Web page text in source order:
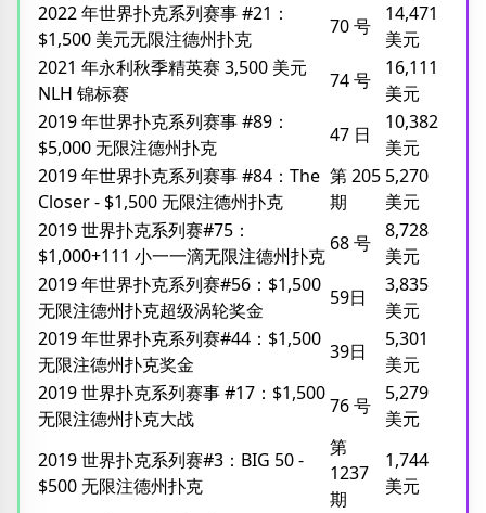
2022 年世界扑克系列赛事 #21：
$1,500 美元无限注德州扑克
70 号
14,471
美元
2021 年永利秋季精英赛 3,500 美元
NLH 锦标赛
74 号
16,111
美元
2019 年世界扑克系列赛事 #89：
$5,000 无限注德州扑克
47 日
10,382
美元
2019 年世界扑克系列赛事 #84：The
Closer - $1,500 无限注德州扑克
第 205
期
5,270
美元
2019 世界扑克系列赛#75：
$1,000+111 小一一滴无限注德州扑克
68 号
8,728
美元
2019 年世界扑克系列赛#56：$1,500
无限注德州扑克超级涡轮奖金
59日
3,835
美元
2019 年世界扑克系列赛#44：$1,500
无限注德州扑克奖金
39日
5,301
美元
2019 世界扑克系列赛事 #17：$1,500
无限注德州扑克大战
76 号
5,279
美元
2019 世界扑克系列赛#3：BIG 50 -
$500 无限注德州扑克
第
1237
期
1,744
美元